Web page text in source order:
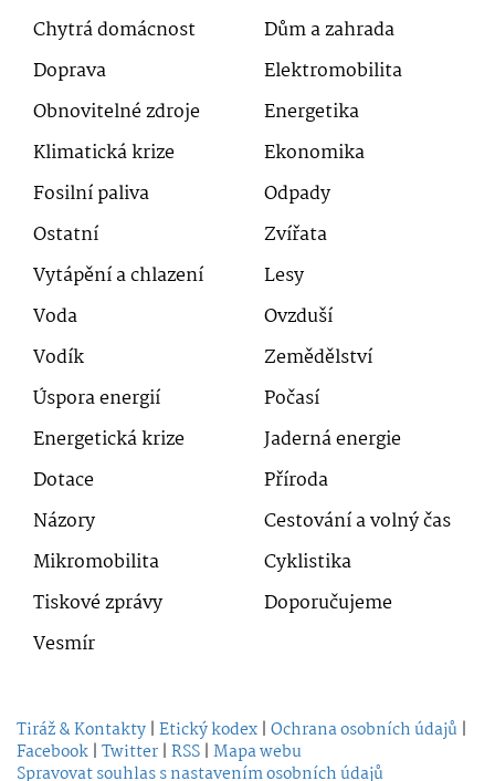
Chytrá domácnost
Dům a zahrada
Doprava
Elektromobilita
Obnovitelné zdroje
Energetika
Klimatická krize
Ekonomika
Fosilní paliva
Odpady
Ostatní
Zvířata
Vytápění a chlazení
Lesy
Voda
Ovzduší
Vodík
Zemědělství
Úspora energií
Počasí
Energetická krize
Jaderná energie
Dotace
Příroda
Názory
Cestování a volný čas
Mikromobilita
Cyklistika
Tiskové zprávy
Doporučujeme
Vesmír
Tiráž & Kontakty | Etický kodex | Ochrana osobních údajů |
Facebook | Twitter | RSS | Mapa webu
Spravovat souhlas s nastavením osobních údajů